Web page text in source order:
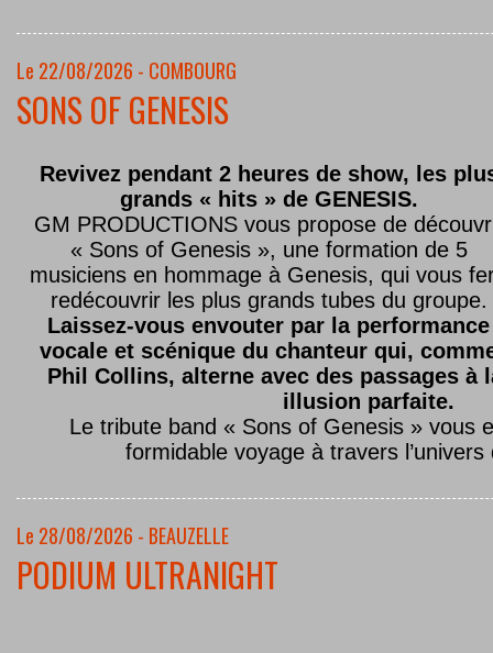
Le 22/08/2026 - COMBOURG
SONS OF GENESIS
Revivez pendant 2 heures de show, les
grands « hits » de GENESIS.
GM PRODUCTIONS vous propose de
« Sons of Genesis », une formation de 5
musiciens en hommage à Genesis, qui vous
redécouvrir les plus grands tubes du groupe.
Laissez-vous envouter par la performance
vocale et scénique du chanteur qui,
Phil Collins, alterne avec des passages à
illusion parfaite.
Le tribute band « Sons of Genesis » vous
formidable voyage à travers l’univers
Le 28/08/2026 - BEAUZELLE
PODIUM ULTRANIGHT